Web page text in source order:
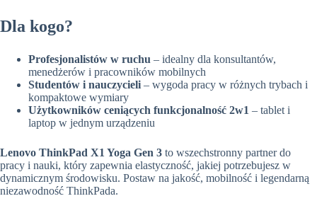
Dla kogo?
Profesjonalistów w ruchu – idealny dla konsultantów,
menedżerów i pracowników mobilnych
Studentów i nauczycieli – wygoda pracy w różnych trybach i
kompaktowe wymiary
Użytkowników ceniących funkcjonalność 2w1 – tablet i
laptop w jednym urządzeniu
Lenovo ThinkPad X1 Yoga Gen 3 to wszechstronny partner do
pracy i nauki, który zapewnia elastyczność, jakiej potrzebujesz w
dynamicznym środowisku. Postaw na jakość, mobilność i legendarną
niezawodność ThinkPada.